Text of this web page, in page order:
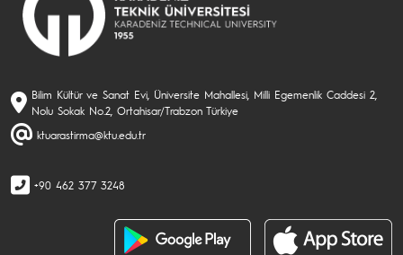
Bilim Kültür ve Sanat Evi, Üniversite Mahallesi, Milli Egemenlik Caddesi 2,
Nolu Sokak No.2, Ortahisar/Trabzon Türkiye
ktuarastirma@ktu.edu.tr
+90 462 377 3248